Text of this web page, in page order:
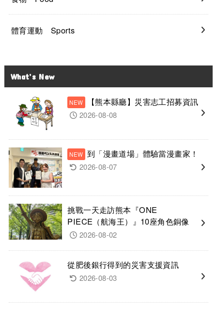
體育運動 Sports
What’s New
【熊本縣廳】災害志工招募資訊
2026-08-08
到「漫畫道場」體驗當漫畫家！
2026-08-07
挑戰一天走訪熊本『ONE
PIECE（航海王）』10座角色銅像
2026-08-02
從肥後銀行得到的災害支援資訊
2026-08-03